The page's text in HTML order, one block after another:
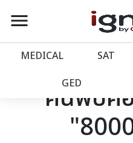
account_balance หน้าแรก
เว็บไซต์อิกไนท์
โปรโมชั่น
menu
MEDICAL SAT
GED
ค้นพบค